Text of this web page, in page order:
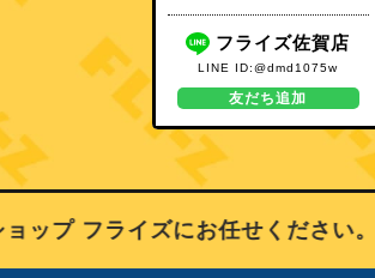
フライズ佐賀店
LINE ID:@dmd1075w
友だち追加
プ フライズにお任せください。